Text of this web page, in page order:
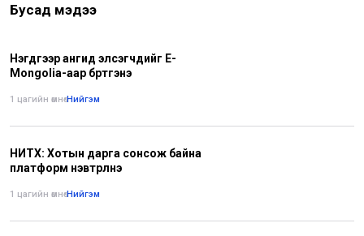
Бусад мэдээ
Нэгдүгээр ангид элсэгчдийг E-
Mongolia-аар бүртгэнэ
1 цагийн өмнө•Нийгэм
НИТХ: Хотын дарга сонсож байна
платформ нэвтрүүлнэ
1 цагийн өмнө•Нийгэм